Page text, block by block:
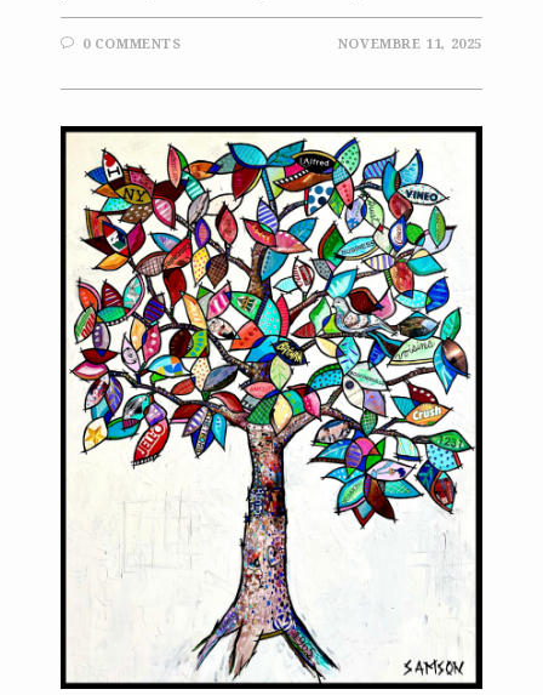
0 COMMENTS NOVEMBRE 11, 2025